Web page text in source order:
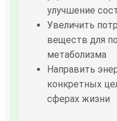
улучшение
Увеличить
веществ для
метаболизма
Направить
конкретных
сферах жизни